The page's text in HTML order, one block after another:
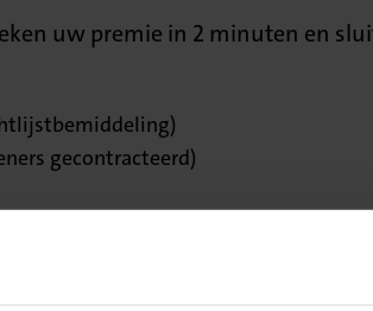
uw premie in 2 minuten en
gecontracteerd)